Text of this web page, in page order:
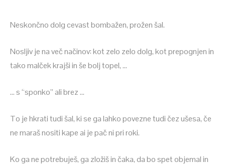
Neskončno dolg cevast bombažen, prožen šal.
Nosljiv je na več načinov: kot zelo zelo dolg, kot prepognjen in
tako malček krajši in še bolj topel, …
… s “sponko” ali brez …
To je hkrati tudi šal, ki se ga lahko povezne tudi čez ušesa, če
ne maraš nositi kape ai je pač ni pri roki.
Ko ga ne potrebuješ, ga zložiš in čaka, da bo spet objemal in